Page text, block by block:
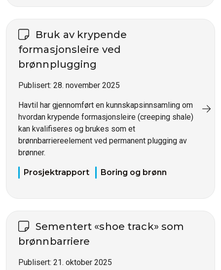
Bruk av krypende
formasjonsleire ved
brønnplugging
Publisert: 28. november 2025
Havtil har gjennomført en kunnskapsinnsamling om
hvordan krypende formasjonsleire (creeping shale)
kan kvalifiseres og brukes som et
brønnbarriereelement ved permanent plugging av
brønner.
Prosjektrapport Boring og brønn
Sementert «shoe track» som
brønnbarriere
Publisert: 21. oktober 2025